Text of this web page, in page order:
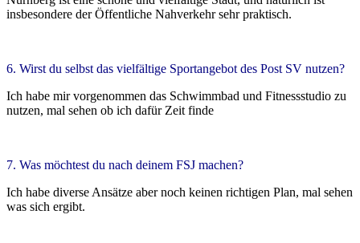
insbesondere der Öffentliche Nahverkehr sehr praktisch.
6. Wirst du selbst das vielfältige Sportangebot des Post SV nutzen?
Ich habe mir vorgenommen das Schwimmbad und Fitnessstudio zu
nutzen, mal sehen ob ich dafür Zeit finde
7. Was möchtest du nach deinem FSJ machen?
Ich habe diverse Ansätze aber noch keinen richtigen Plan, mal sehen
was sich ergibt.